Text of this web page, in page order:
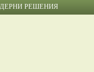
РЕШЕНИЯ